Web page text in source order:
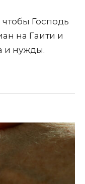
Господь
на Гаити и
и нужды.